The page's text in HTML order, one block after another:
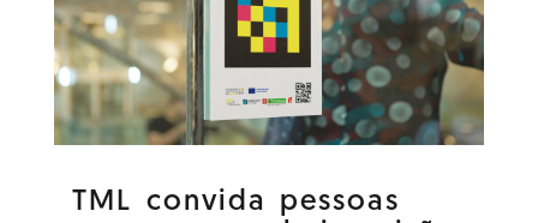
TML convida pessoas